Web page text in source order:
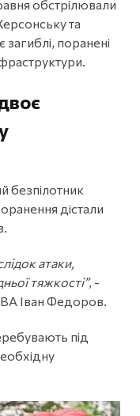
обстрілювали
та
загиблі, поранені
безпілотник
дістали
атаки,
тяжкості”, -
Іван Федоров.
під